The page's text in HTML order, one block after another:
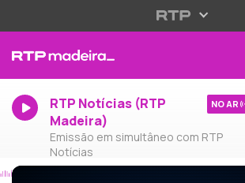
RTP Notícias (RTP
Madeira)
Emissão em simultâneo com RTP
Notícias
NO AR